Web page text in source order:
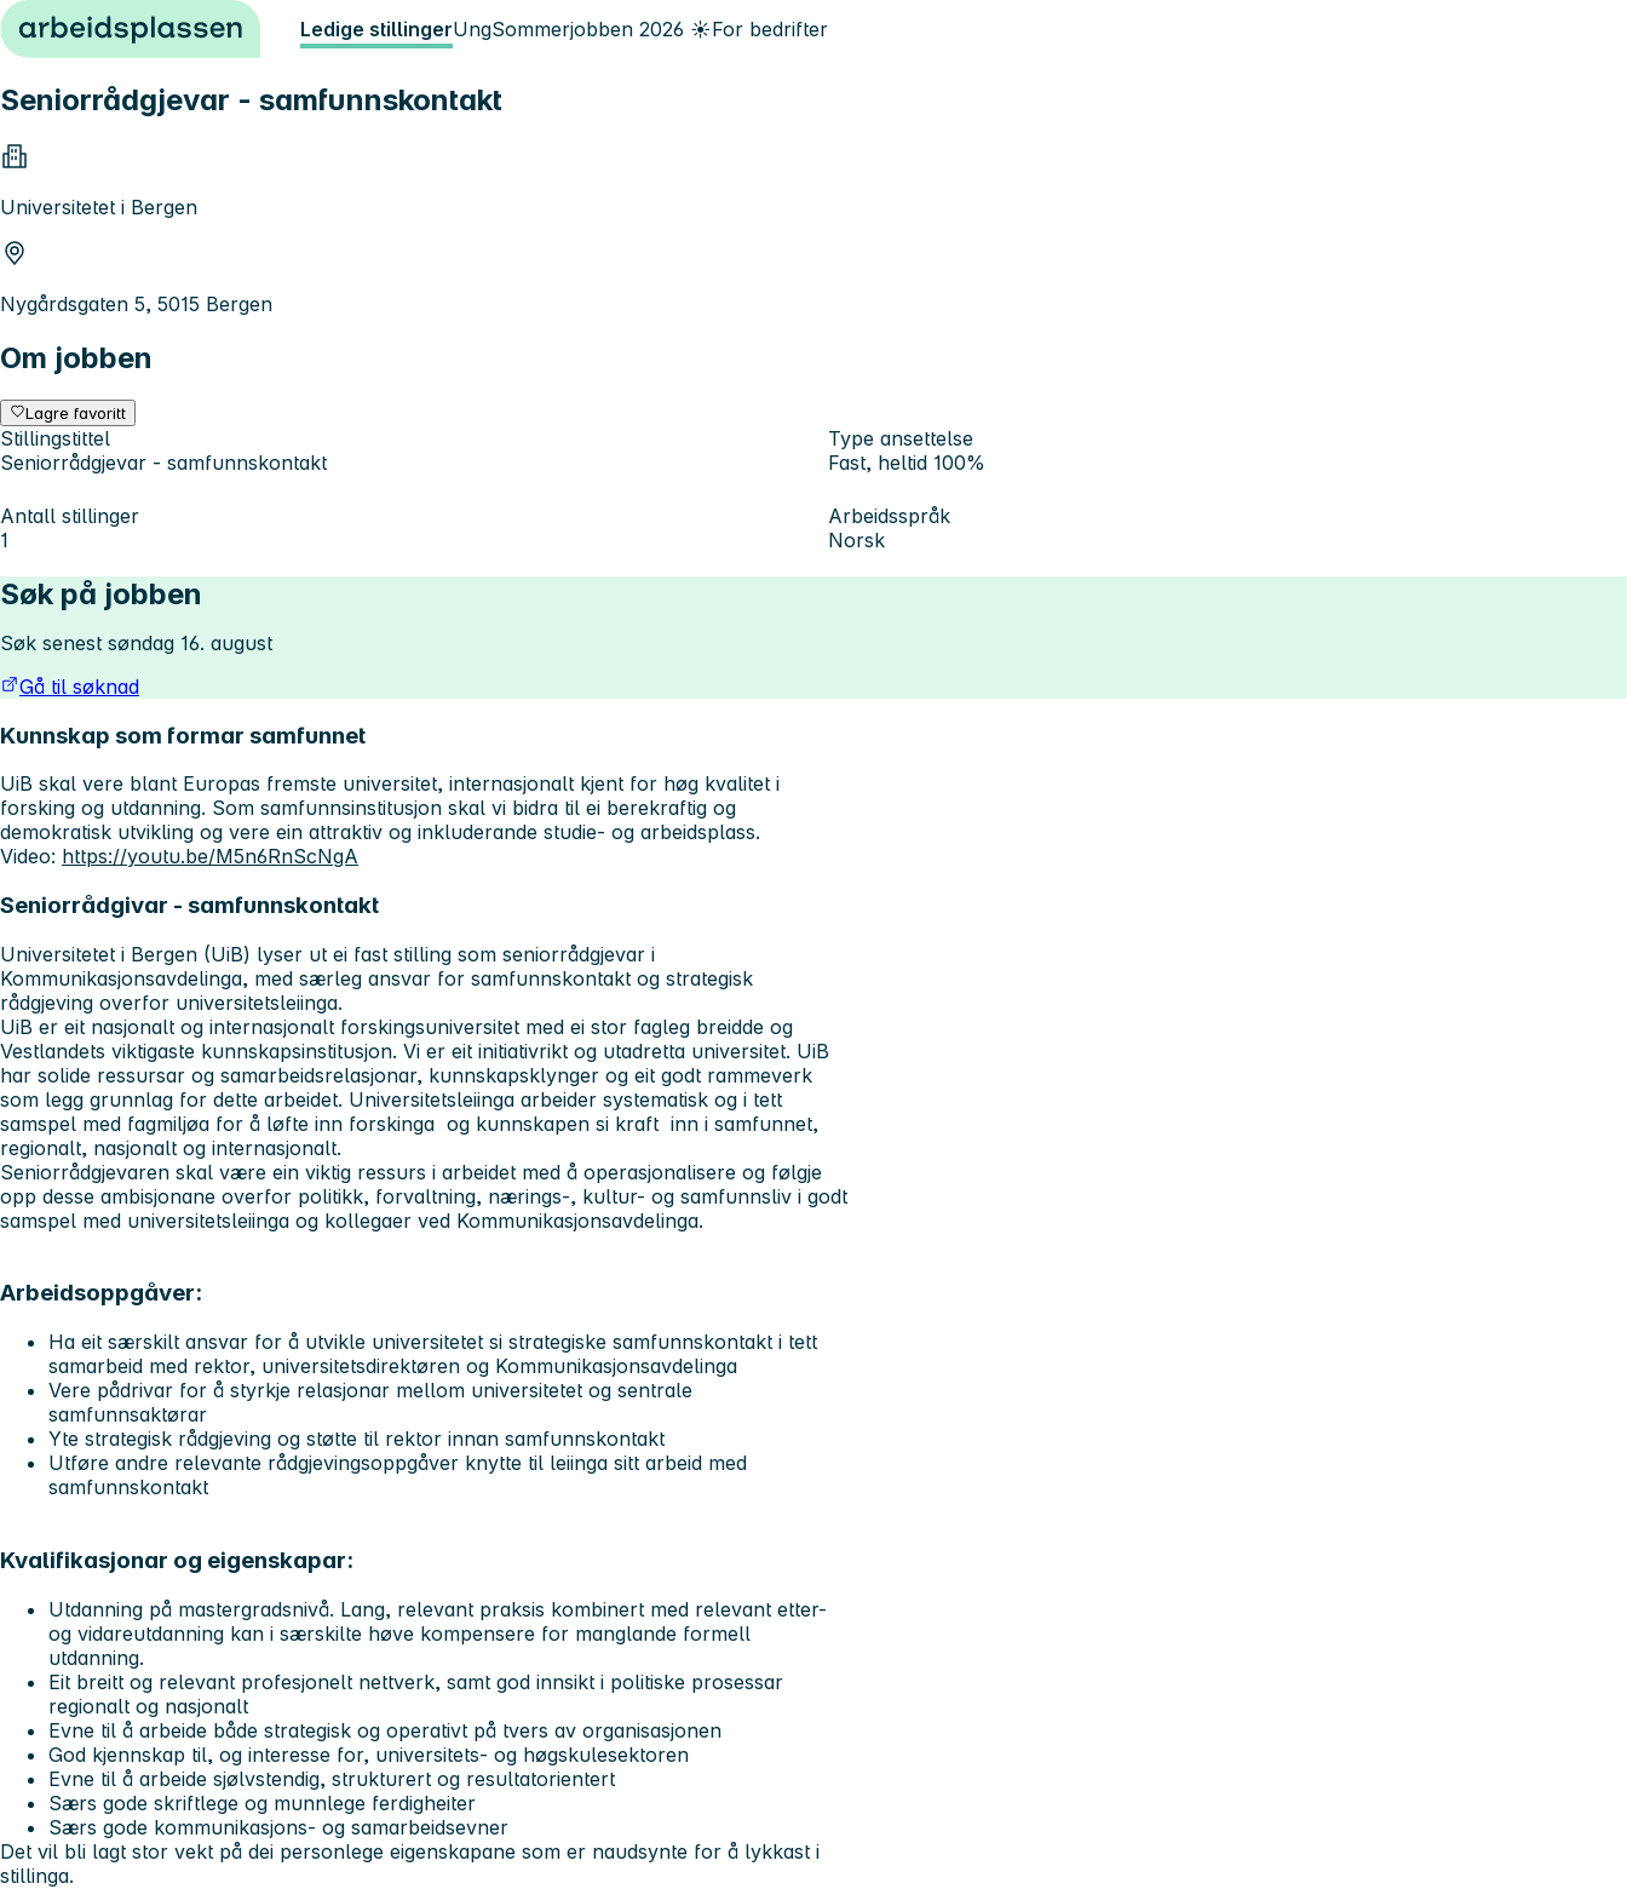
Hopp til innhold Ledige stillingerUngSommerjobben 2026 ☀️For bedrifter
Seniorrådgjevar - samfunnskontakt
Universitetet i Bergen
Nygårdsgaten 5, 5015 Bergen
Om jobben
Lagre favoritt
Stillingstittel
Seniorrådgjevar - samfunnskontakt
Type ansettelse
Fast, heltid 100%
Antall stillinger
1
Arbeidsspråk
Norsk
Søk på jobben
Søk senest søndag 16. august
Gå til søknad
Kunnskap som formar samfunnet
UiB skal vere blant Europas fremste universitet, internasjonalt kjent for høg kvalitet i
forsking og utdanning. Som samfunnsinstitusjon skal vi bidra til ei berekraftig og
demokratisk utvikling og vere ein attraktiv og inkluderande studie- og arbeidsplass.
Video: https://youtu.be/M5n6RnScNgA
Seniorrådgivar - samfunnskontakt
Universitetet i Bergen (UiB) lyser ut ei fast stilling som seniorrådgjevar i
Kommunikasjonsavdelinga, med særleg ansvar for samfunnskontakt og strategisk
rådgjeving overfor universitetsleiinga.
UiB er eit nasjonalt og internasjonalt forskingsuniversitet med ei stor fagleg breidde og
Vestlandets viktigaste kunnskapsinstitusjon. Vi er eit initiativrikt og utadretta universitet. UiB
har solide ressursar og samarbeidsrelasjonar, kunnskapsklynger og eit godt rammeverk
som legg grunnlag for dette arbeidet. Universitetsleiinga arbeider systematisk og i tett
samspel med fagmiljøa for å løfte inn forskinga og kunnskapen si kraft inn i samfunnet,
regionalt, nasjonalt og internasjonalt.
Seniorrådgjevaren skal være ein viktig ressurs i arbeidet med å operasjonalisere og følgje
opp desse ambisjonane overfor politikk, forvaltning, nærings-, kultur- og samfunnsliv i godt
samspel med universitetsleiinga og kollegaer ved Kommunikasjonsavdelinga.
Arbeidsoppgåver:
Ha eit særskilt ansvar for å utvikle universitetet si strategiske samfunnskontakt i tett
samarbeid med rektor, universitetsdirektøren og Kommunikasjonsavdelinga
Vere pådrivar for å styrkje relasjonar mellom universitetet og sentrale
samfunnsaktørar
Yte strategisk rådgjeving og støtte til rektor innan samfunnskontakt
Utføre andre relevante rådgjevingsoppgåver knytte til leiinga sitt arbeid med
samfunnskontakt
Kvalifikasjonar og eigenskapar:
Utdanning på mastergradsnivå. Lang, relevant praksis kombinert med relevant etter-
og vidareutdanning kan i særskilte høve kompensere for manglande formell
utdanning.
Eit breitt og relevant profesjonelt nettverk, samt god innsikt i politiske prosessar
regionalt og nasjonalt
Evne til å arbeide både strategisk og operativt på tvers av organisasjonen
God kjennskap til, og interesse for, universitets- og høgskulesektoren
Evne til å arbeide sjølvstendig, strukturert og resultatorientert
Særs gode skriftlege og munnlege ferdigheiter
Særs gode kommunikasjons- og samarbeidsevner
Det vil bli lagt stor vekt på dei personlege eigenskapane som er naudsynte for å lykkast i
stillinga.